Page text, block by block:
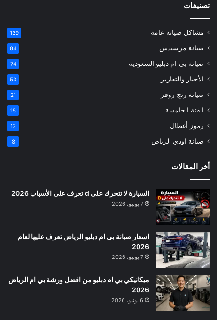
تصنيفات
مشاكل صيانة عامة 139
صيانة مرسيدس 84
صيانة بي ام دبليو السعودية 74
الأخبار والتقارير 53
صيانة رنج روفر 21
الفئة الخامسة 15
رموز أعطال 12
صيانة اودي الرياض 8
أخر المقالات
السيارة لا تتحرك على d تعرف على الأسباب 2026
7 يونيو، 2026
اسعار صيانة بي ام دبليو الرياض تعرف عليها لعام
2026
7 يونيو، 2026
ميكانيكي بي ام دبليو من افضل ورشة بي ام الرياض
2026
6 يونيو، 2026